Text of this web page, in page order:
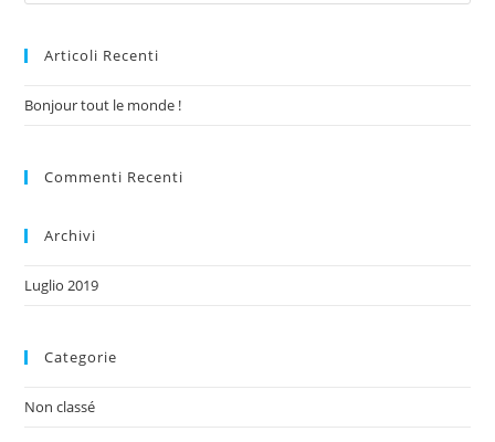
Articoli Recenti
Bonjour tout le monde !
Commenti Recenti
Archivi
Luglio 2019
Categorie
Non classé